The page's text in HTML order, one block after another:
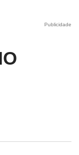
Publicidade